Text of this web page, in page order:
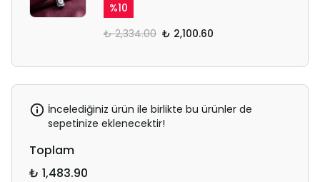
%10
₺ 2,334.00 ₺ 2,100.60
İncelediğiniz ürün ile birlikte bu ürünler de
sepetinize eklenecektir!
Toplam
₺ 1,483.90